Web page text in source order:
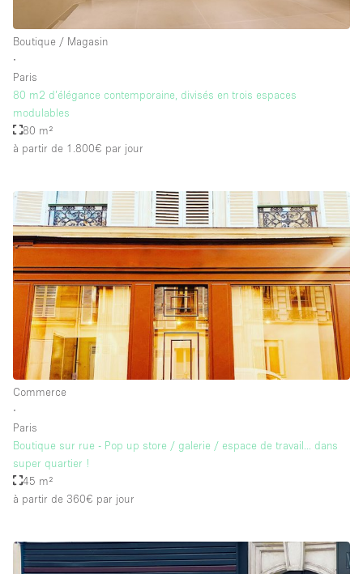
Boutique / Magasin
∙
Paris
80 m2 d’élégance contemporaine, divisés en trois espaces
modulables
80 m²
à partir de 1.800€ par jour
Commerce
∙
Paris
Boutique sur rue - Pop up store / galerie / espace de travail... dans
super quartier !
45 m²
à partir de 360€ par jour